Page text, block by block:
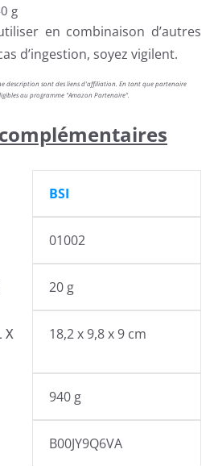
g
en combinaison d’autres
d’ingestion, soyez vigilent.
description sont des liens d'affiliation. En tant que partenaire
au programme "Amazon Partenaire".
BSI
01002
20 g
X
18,2 x 9,8 x 9 cm
940 g
B00JY9Q6VA